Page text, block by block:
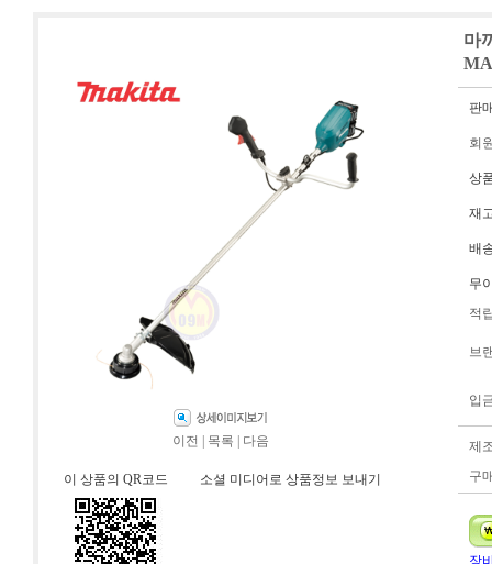
이전 목록 다음
이 상품의 QR코드 소셜 미디어로 상품정보 보내기
마
판
회
상
재
배
무
적
브
입
제
구
장